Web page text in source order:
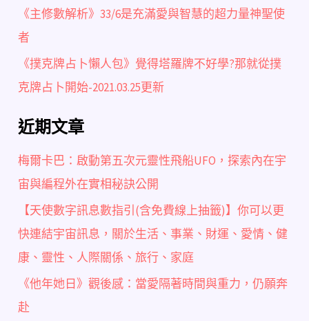
《主修數解析》33/6是充滿愛與智慧的超力量神聖使
者
《撲克牌占卜懶人包》覺得塔羅牌不好學?那就從撲
克牌占卜開始-2021.03.25更新
近期文章
梅爾卡巴：啟動第五次元靈性飛船UFO，探索內在宇
宙與編程外在實相秘訣公開
【天使數字訊息數指引(含免費線上抽籤)】你可以更
快連結宇宙訊息，關於生活、事業、財運、愛情、健
康、靈性、人際關係、旅行、家庭
《他年她日》觀後感：當愛隔著時間與重力，仍願奔
赴